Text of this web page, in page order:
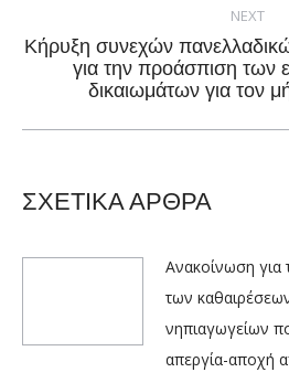
NEXT
Next
post:
Κήρυξη συνεχών
για την προάσπιση των
δικαιωμάτων για τον
ΣΧΕΤΙΚΑ ΑΡΘΡΑ
Ανακοίνωση για
των
νηπιαγωγείων
απεργία-αποχή